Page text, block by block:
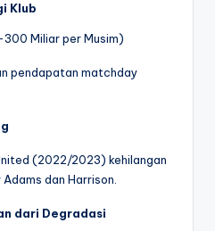
Klub
300 Miliar per Musim)
pendapatan matchday
(2022/2023) kehilangan
dan Harrison.
dari Degradasi